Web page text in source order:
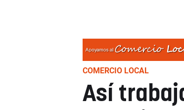
COMERCIO LOCAL
Así